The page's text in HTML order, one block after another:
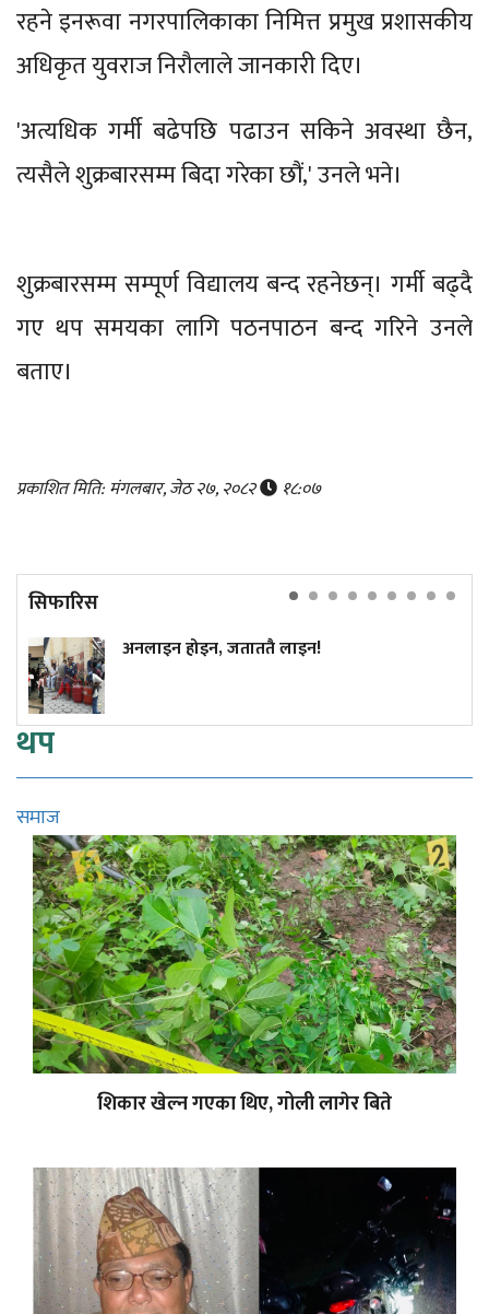
रहने इनरूवा नगरपालिकाका निमित्त प्रमुख प्रशासकीय
अधिकृत युवराज निरौलाले जानकारी दिए।
'अत्यधिक गर्मी बढेपछि पढाउन सकिने अवस्था छैन,
त्यसैले शुक्रबारसम्म बिदा गरेका छौं,' उनले भने।
शुक्रबारसम्म सम्पूर्ण विद्यालय बन्द रहनेछन्। गर्मी बढ्दै
गए थप समयका लागि पठनपाठन बन्द गरिने उनले
बताए।
प्रकाशित मिति: मंगलबार, जेठ २७, २०८२ १८:०७
सिफारिस
अनलाइन होइन, जताततै लाइन!
थप
समाज
शिकार खेल्न गएका थिए, गोली लागेर बिते